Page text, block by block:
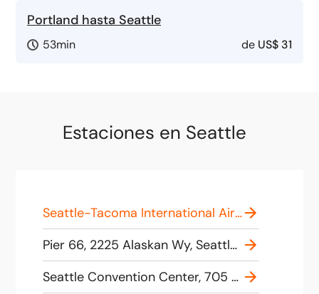
Portland hasta Seattle
53min de US$ 31
Estaciones en Seattle
Seattle-Tacoma International Airport (SEA), International Boulevard, SeaTac, WA, USA
Pier 66, 2225 Alaskan Wy, Seattle, WA 98101, United States
Seattle Convention Center, 705 Pike St, Seattle, WA 98101, United States